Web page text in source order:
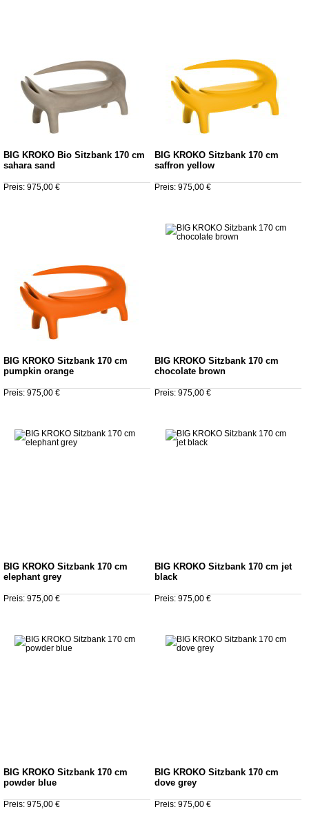
BIG KROKO Bio Sitzbank 170 cm
sahara sand
Preis: 975,00 €
BIG KROKO Sitzbank 170 cm
saffron yellow
Preis: 975,00 €
BIG KROKO Sitzbank 170 cm
pumpkin orange
Preis: 975,00 €
BIG KROKO Sitzbank 170 cm
chocolate brown
Preis: 975,00 €
BIG KROKO Sitzbank 170 cm
elephant grey
Preis: 975,00 €
BIG KROKO Sitzbank 170 cm jet
black
Preis: 975,00 €
BIG KROKO Sitzbank 170 cm
powder blue
Preis: 975,00 €
BIG KROKO Sitzbank 170 cm
dove grey
Preis: 975,00 €